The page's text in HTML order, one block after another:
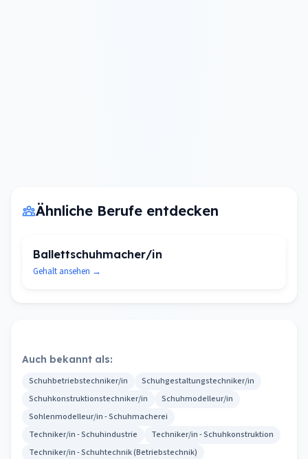
Ähnliche Berufe entdecken
Ballettschuhmacher/in
Gehalt ansehen →
Auch bekannt als:
Schuhbetriebstechniker/in
Schuhgestaltungstechniker/in
Schuhkonstruktionstechniker/in
Schuhmodelleur/in
Sohlenmodelleur/in - Schuhmacherei
Techniker/in - Schuhindustrie
Techniker/in - Schuhkonstruktion
Techniker/in - Schuhtechnik (Betriebstechnik)